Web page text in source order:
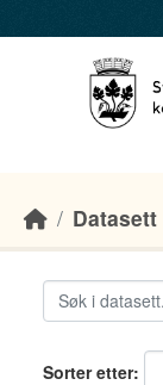
Datasett
Sorter etter